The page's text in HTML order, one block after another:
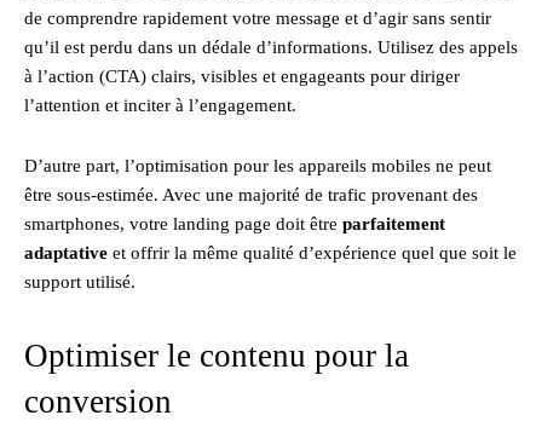
de comprendre rapidement votre message et d’agir sans sentir
qu’il est perdu dans un dédale d’informations. Utilisez des appels
à l’action (CTA) clairs, visibles et engageants pour diriger
l’attention et inciter à l’engagement.
D’autre part, l’optimisation pour les appareils mobiles ne peut
être sous-estimée. Avec une majorité de trafic provenant des
smartphones, votre landing page doit être parfaitement
adaptative et offrir la même qualité d’expérience quel que soit le
support utilisé.
Optimiser le contenu pour la
conversion